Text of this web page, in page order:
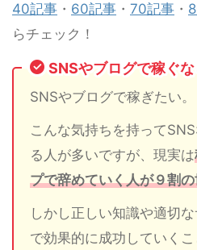
40記事 ・ 60記事 ・ 70記事 ・
らチェック！
SNSやブログで稼ぐ
SNSやブログで稼ぎたい。
こんな気持ちを持って
る人が多いですが、現実は
プで辞めていく人が９割
しかし正しい知識や適切
で効果的に成功していくこ